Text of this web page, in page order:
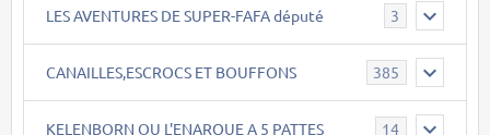
LES AVENTURES DE SUPER-FAFA député 3
CANAILLES,ESCROCS ET BOUFFONS 385
KELENBORN OU L'ENARQUE A 5 PATTES 14